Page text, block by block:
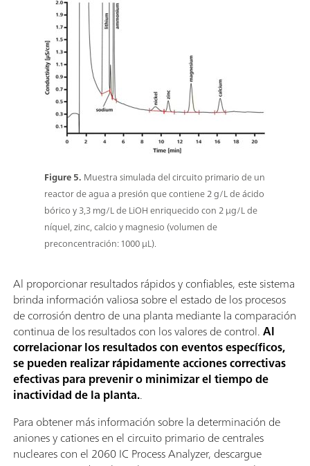
Figure 5. Muestra simulada del circuito primario de un
reactor de agua a presión que contiene 2 g/L de ácido
bórico y 3,3 mg/L de LiOH enriquecido con 2 μg/L de
níquel, zinc, calcio y magnesio (volumen de
preconcentración: 1000 μL).
Al proporcionar resultados rápidos y confiables, este sistema
brinda información valiosa sobre el estado de los procesos
de corrosión dentro de una planta mediante la comparación
continua de los resultados con los valores de control.Al
correlacionar los resultados con eventos específicos,
se pueden realizar rápidamente acciones correctivas
efectivas para prevenir o minimizar el tiempo de
inactividad de la planta..
Para obtener más información sobre la determinación de
aniones y cationes en el circuito primario de centrales
nucleares con el 2060 IC Process Analyzer, descargue